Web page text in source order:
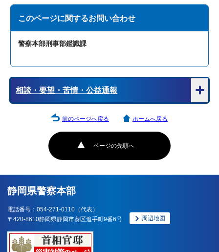
このページに関するお問い合わせ
警察本部刑事部鑑識課
相談・要望・苦情・公益通報
ページの先頭へ
前のページへ戻る ホームへ戻る
静岡県警察本部
電話番号：054-271-0110（代表）
〒420-8610静岡県静岡市葵区追手町9番6号
周辺地図